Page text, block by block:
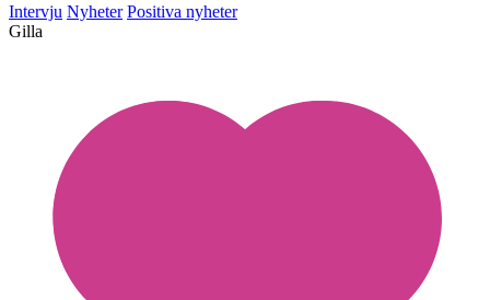
Intervju Nyheter Positiva nyheter
Gilla